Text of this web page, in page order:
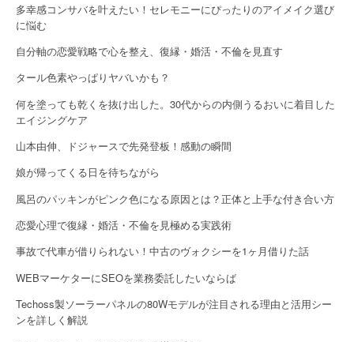
多幸感コンサバを叶えたい！セレモニーにぴったりのアイメイク選び
に悩む
自分軸の恋愛戦略で心を整え、復縁・婚活・不倫を見直す
タール色素やっぱりヤバいかも？
何を塗っても乾くを抜け出した。30代からの内側うるおいに着目した
エイジングケア
山本由伸、ドジャースで先発登板！感動の瞬間
娘が帰ってくる日を待ちながら
風呂のパッキンがピンク色になる原因とは？正体と上手な付き合い方
恋愛心理で復縁・婚活・不倫を見極める実践術
事故で代車が借りられない！中古のヴォクシーを1ヶ月借りた話
WEBマーケターにSEOを業務委託したいならば
Techoss製ソーラーパネルの80Wモデルが注目される理由と活用シー
ンを詳しく解説